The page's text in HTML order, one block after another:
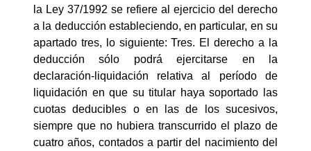
la Ley 37/1992 se refiere al ejercicio del derecho
a la deducción estableciendo, en particular, en su
apartado tres, lo siguiente: Tres. El derecho a la
deducción sólo podrá ejercitarse en la
declaración-liquidación relativa al período de
liquidación en que su titular haya soportado las
cuotas deducibles o en las de los sucesivos,
siempre que no hubiera transcurrido el plazo de
cuatro años, contados a partir del nacimiento del